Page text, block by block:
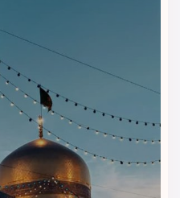
موردنظر، اتاق مناسب‌تری
اقامت
موقعیت هتل در خیابان امام
بازار رضا و مسیرهای اصلی
برای سفرهای زیارتی و خانوادگی
رزرو سریع و
با ویداگشت، روند رزرو